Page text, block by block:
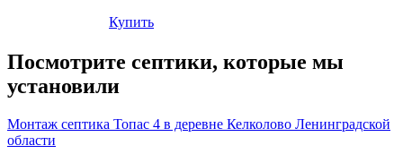
Купить
Посмотрите септики, которые мы
установили
Монтаж септика Топас 4 в деревне Келколово Ленинградской
области